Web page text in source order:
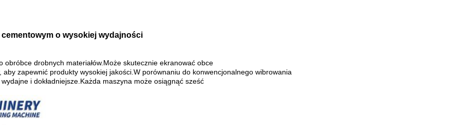
cementowym o wysokiej wydajności
obróbce drobnych materiałów.Może skutecznie ekranować obce
zapewnić produkty wysokiej jakości.W porównaniu do konwencjonalnego wibrowania
i dokładniejsze.Każda maszyna może osiągnąć sześć